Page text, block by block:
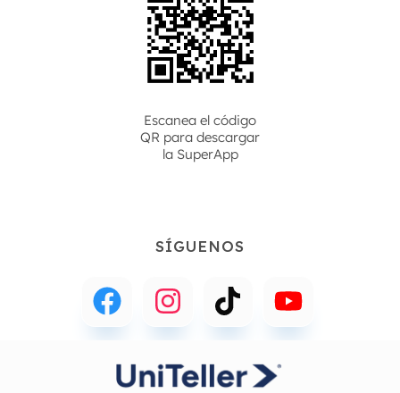
Escanea el código
QR para descargar
la SuperApp
SÍGUENOS